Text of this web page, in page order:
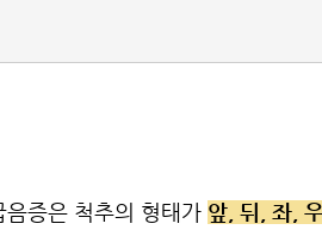
증은 척추의 형태가 앞, 뒤, 좌,